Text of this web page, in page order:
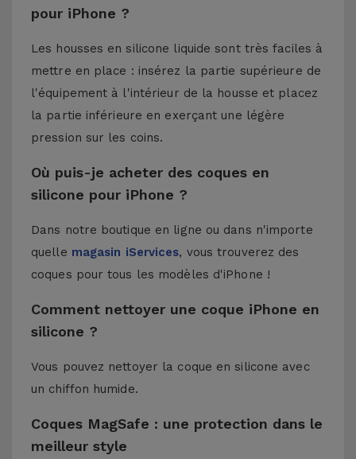
pour iPhone ?
Les housses en silicone liquide sont très faciles à
mettre en place : insérez la partie supérieure de
l'équipement à l'intérieur de la housse et placez
la partie inférieure en exerçant une légère
pression sur les coins.
Où puis-je acheter des coques en
silicone pour iPhone ?
Dans notre boutique en ligne ou dans n'importe
quelle magasin iServices, vous trouverez des
coques pour tous les modèles d'iPhone !
Comment nettoyer une coque iPhone en
silicone ?
Vous pouvez nettoyer la coque en silicone avec
un chiffon humide.
Coques MagSafe : une protection dans le
meilleur style